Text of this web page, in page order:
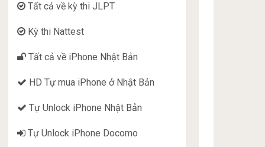
Tất cả về kỳ thi JLPT
Kỳ thi Nattest
Tất cả về iPhone Nhật Bản
HD Tự mua iPhone ở Nhật Bản
Tự Unlock iPhone Nhật Bản
Tự Unlock iPhone Docomo